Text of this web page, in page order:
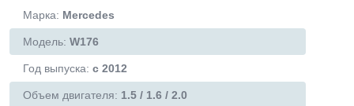
Марка: Mercedes
Модель: W176
Год выпуска: с 2012
Объем двигателя: 1.5 / 1.6 / 2.0